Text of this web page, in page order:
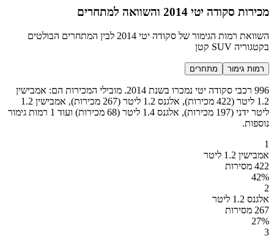
מכירות סקודה יטי 2014 והשוואה למתחרים
השוואת רמות הגימור של סקודה יטי 2014 לבין המתחרים הבולטים
בקטגוריה SUV קטן
רמות גימור מתחרים
996 רכבי סקודה יטי נמכרו בשנת 2014. מובילי המכירות הם: אמבישין
1.2 ליטר (422 מכירות), אלגנס 1.2 ליטר (267 מכירות), אמבישין 1.2
ליטר ידני (197 מכירות), אלגנס 1.4 ליטר (68 מכירות) ועוד 1 רמות גימור
נוספות.
1
אמבישין 1.2 ליטר
422 מסירות
42%
2
אלגנס 1.2 ליטר
267 מסירות
27%
3